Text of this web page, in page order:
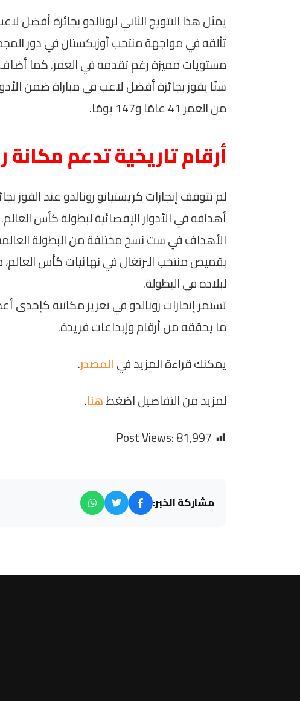
يمثل هذا التتويج الثاني لرونالدو بجائزة أفضل
تألقه في مواجهة منتخب أوزبكستان في دور
مستويات مميزة رغم تقدمه في العمر. كما أضاف
سنًا يفوز بجائزة أفضل لاعب في مباراة ضمن
من العمر 41 عامًا و147 يومًا.
أرقام تاريخية تدعم مكانة
لم تتوقف إنجازات كريستيانو رونالدو عند
أهدافه في الأدوار الإقصائية لبطولة كأس
الأهداف في ست نسخ مختلفة من البطولة
بقميص منتخب البرتغال في نهائيات كأس العالم،
لبلاده في البطولة.
تستمر إنجازات رونالدو في تعزيز مكانته
ما يحققه من أرقام وإبداعات فريدة.
يمكنك قراءة المزيد فيالمصدر.
لمزيد من التفاصيل اضغطهنا.
Post Views:81٬997
مشاركة الخبر: